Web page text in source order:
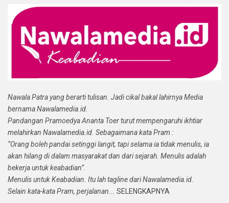
Nawala Patra yang berarti tulisan. Jadi cikal bakal lahirnya Media
bernama Nawalamedia.id.
Pandangan Pramoedya Ananta Toer turut mempengaruhi ikhtiar
melahirkan Nawalamedia.id. Sebagaimana kata Pram :
“Orang boleh pandai setinggi langit, tapi selama ia tidak menulis, ia
akan hilang di dalam masyarakat dan dari sejarah. Menulis adalah
bekerja untuk keabadian”.
Menulis untuk Keabadian. Itu lah tagline dari Nawalamedia.id.
Selain kata-kata Pram, perjalanan...
SELENGKAPNYA